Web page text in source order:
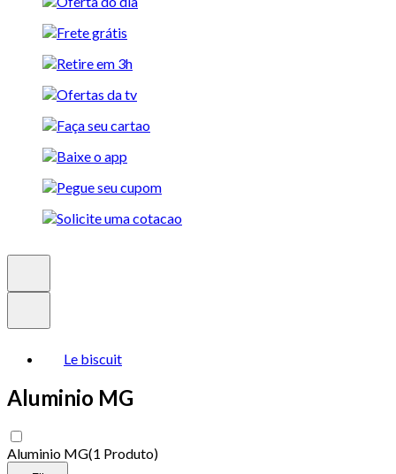
Le biscuit
Aluminio MG
Aluminio MG(1 Produto)